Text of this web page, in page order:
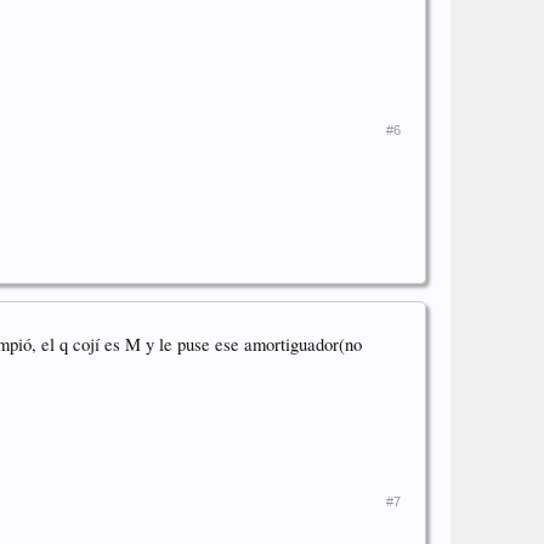
#6
el q cojí es M y le puse ese amortiguador(no
#7